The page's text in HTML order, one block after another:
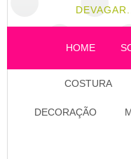
HOME
COSTURA
DECORAÇÃO